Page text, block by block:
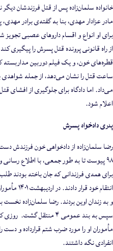
خانواده سلمان‌زاده پس از قتل فرزندشان
مادر عزادار مهدی، بنا به گفته‌ی برادر
برای او انواع و اقسام داروهای عصبی
از راه قانونی پرونده قتل پسرش را پیگیری
قطره‌های خون، و یک فیلم دوربین
ساعت قتل را نشان می‌دهد، از جمله شواهدی
می‌داد. اما دادگاه برای جلوگیری از افشای
اعلام شود.
پدری دادخواه پسرش
رضا سلمان‌زاده از دادخواهی خون فرزندش
۹۸ پیوست تا به طور جمعی، با اطلاع
برای همه‌ی فرزندانی که جان باخته بودند
انتقام
سپس به بند عمومی ۴
انفرادی نگه داشتند.